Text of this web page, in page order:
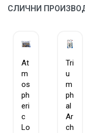
традиција на
ГОБЛИН е
СЛИЧНИ
At
m
os
ph
eri
c
Lo
Tri
u
m
ph
al
Ar
ch